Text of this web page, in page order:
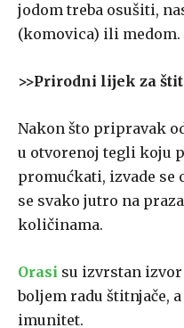
jodom treba osušiti,
(komovica) ili medom.
>>Prirodni lijek za
Nakon što pripravak
u otvorenoj tegli koju
promućkati, izvade se
se svako jutro na
količinama.
Orasi su izvrstan
boljem radu štitnjače,
imunitet.